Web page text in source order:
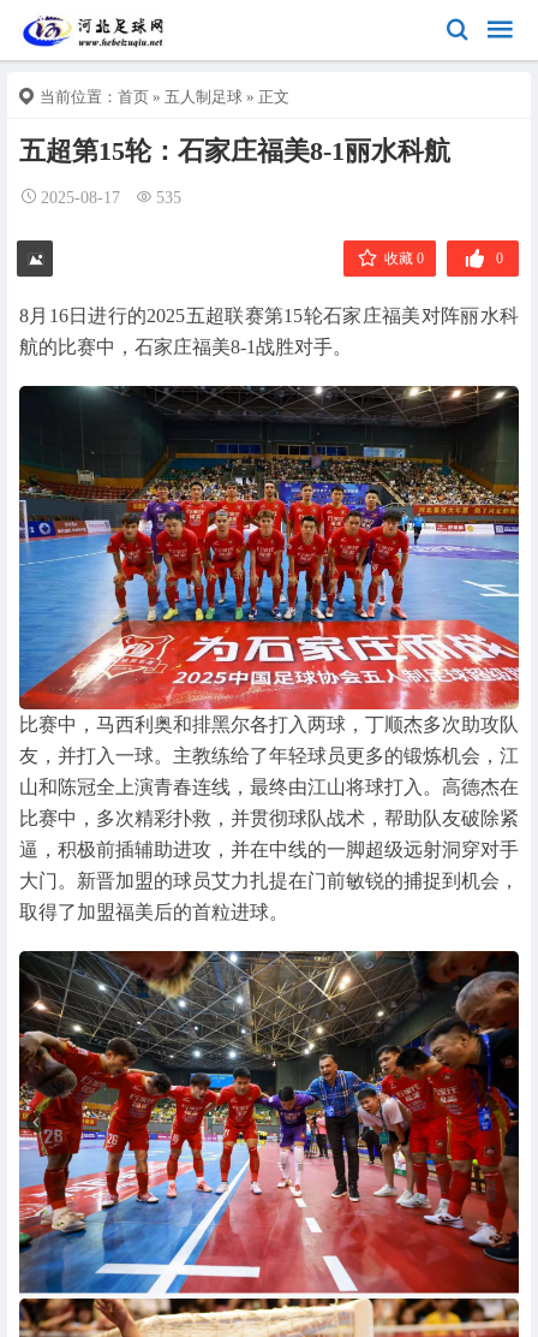
当前位置： 首页 » 五人制足球 » 正文
五超第15轮：石家庄福美8-1丽水科航
2025-08-17 535
收藏 0 0
8月16日进行的2025五超联赛第15轮石家庄福美对阵丽水科
航的比赛中，石家庄福美8-1战胜对手。
比赛中，马西利奥和排黑尔各打入两球，丁顺杰多次助攻队
友，并打入一球。主教练给了年轻球员更多的锻炼机会，江
山和陈冠全上演青春连线，最终由江山将球打入。高德杰在
比赛中，多次精彩扑救，并贯彻球队战术，帮助队友破除紧
逼，积极前插辅助进攻，并在中线的一脚超级远射洞穿对手
大门。新晋加盟的球员艾力扎提在门前敏锐的捕捉到机会，
取得了加盟福美后的首粒进球。